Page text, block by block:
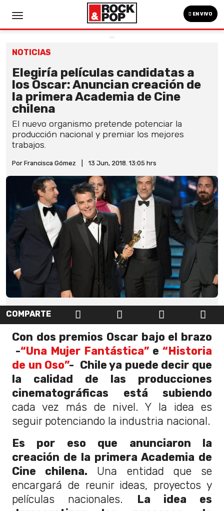
EN VIVO
NOTICIAS
Elegiría películas candidatas a
los Oscar: Anuncian creación de
la primera Academia de Cine
chilena
El nuevo organismo pretende potenciar la
producción nacional y premiar los mejores
trabajos.
Por Francisca Gómez 13 Jun, 2018. 13:05 hrs
COMPARTE
Con dos premios Oscar bajo el brazo
-“Una Mujer Fantástica” e “Historia
de un Oso”- Chile ya puede decir que
la calidad de las producciones
cinematográficas está subiendo
cada vez más de nivel. Y la idea es
seguir potenciando la industria nacional.
Es por eso que anunciaron la
creación de la primera Academia de
Cine chilena. Una entidad que se
encargará de reunir ideas, proyectos y
películas nacionales. La idea es